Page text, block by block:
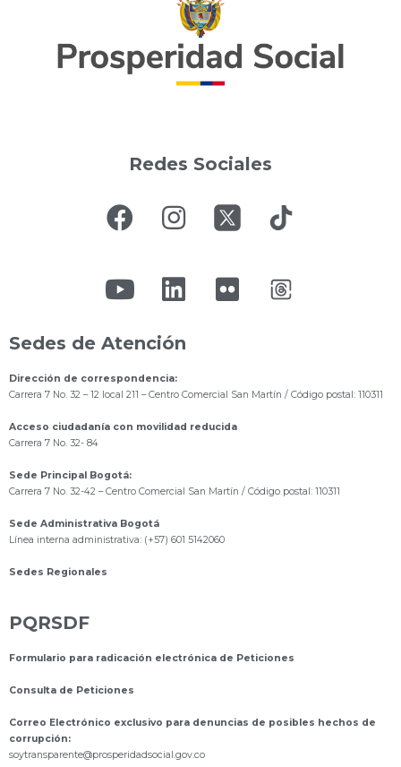
Redes Sociales
Sedes de Atención
Dirección de correspondencia:
Carrera 7 No. 32 – 12 local 211 – Centro Comercial San Martín / Código postal: 110311
Acceso ciudadanía con movilidad reducida
Carrera 7 No. 32- 84
Sede Principal Bogotá:
Carrera 7 No. 32-42 – Centro Comercial San Martín / Código postal: 110311
Sede Administrativa Bogotá
Línea interna administrativa: (+57) 601 5142060
Sedes Regionales
PQRSDF
Formulario para radicación electrónica de Peticiones
Consulta de Peticiones
Correo Electrónico exclusivo para denuncias de posibles hechos de
corrupción:
soytransparente@prosperidadsocial.gov.co